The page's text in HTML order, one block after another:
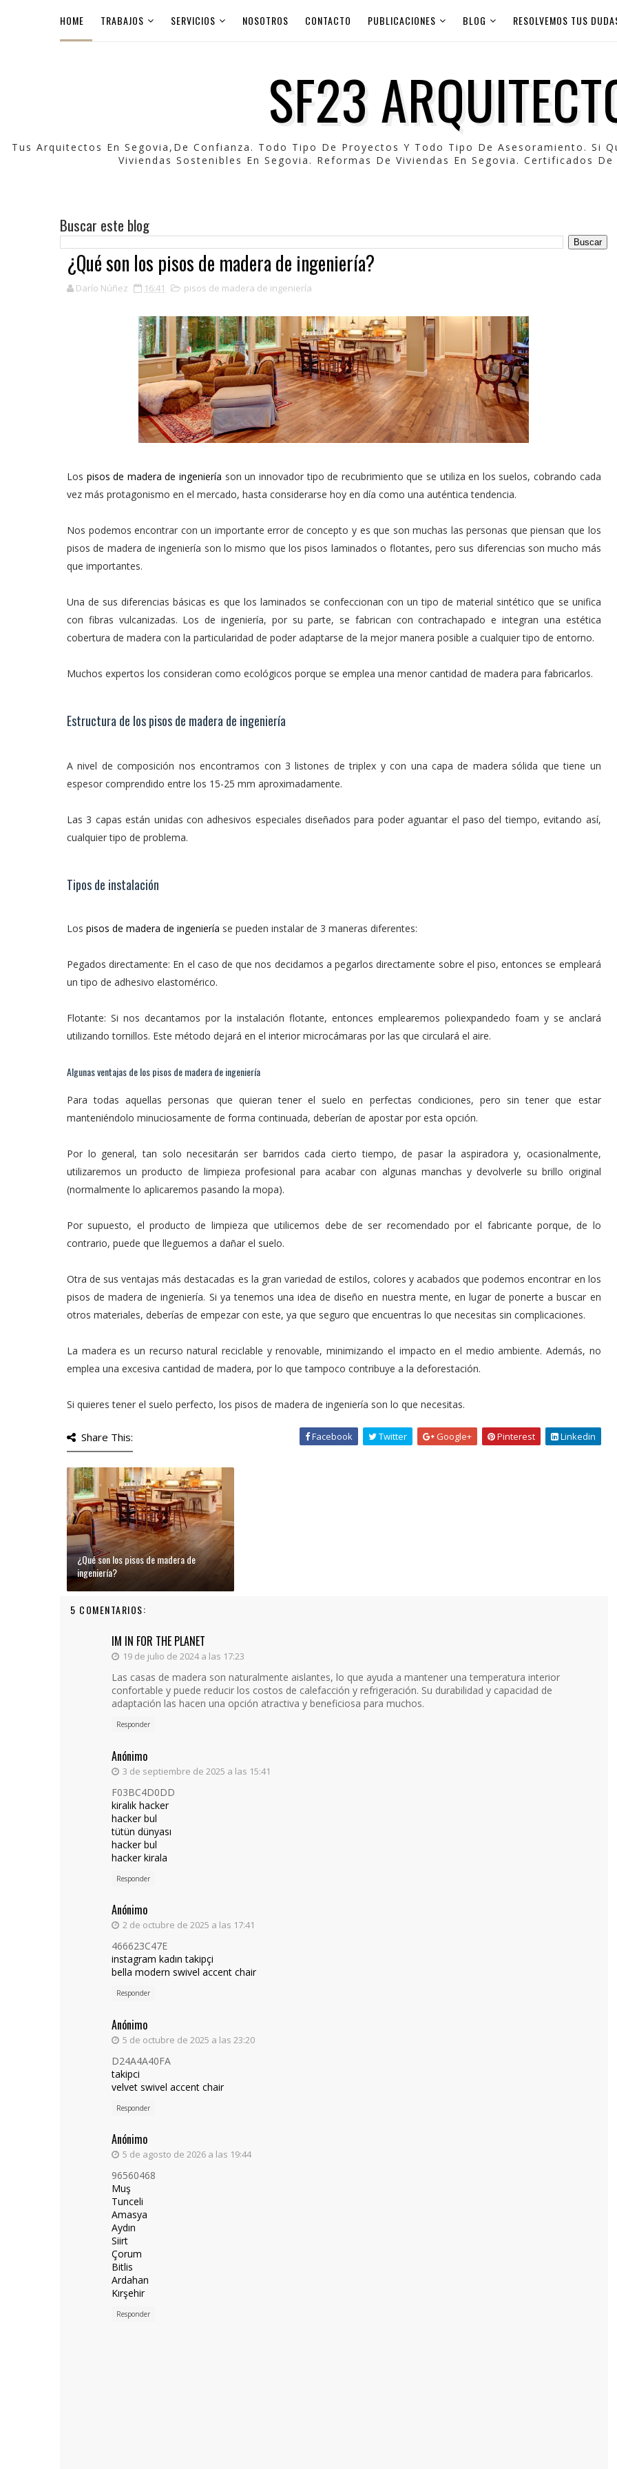
HOME TRABAJOS SERVICIOS NOSOTROS CONTACTO PUBLICACIONES BLOG RESOLVEMOS TUS
SF23
Tus Arquitectos En Segovia,de Confianza. Todo Tipo De Proyectos Y Todo Tipo De Asesoramiento. Si
Viviendas Sostenibles En Segovia. Reformas De Viviendas En Segovia. Certificados
Buscar este blog
¿Qué son los pisos de madera de ingeniería?
Darío Núñez 16:41 pisos de madera de ingeniería
Los pisos de madera de ingeniería son un innovador tipo de recubrimiento que se utiliza en los suelos, cobrando cada
vez más protagonismo en el mercado, hasta considerarse hoy en día como una auténtica tendencia.
Nos podemos encontrar con un importante error de concepto y es que son muchas las personas que piensan que los
pisos de madera de ingeniería son lo mismo que los pisos laminados o flotantes, pero sus diferencias son mucho más
que importantes.
Una de sus diferencias básicas es que los laminados se confeccionan con un tipo de material sintético que se unifica
con fibras vulcanizadas. Los de ingeniería, por su parte, se fabrican con contrachapado e integran una estética
cobertura de madera con la particularidad de poder adaptarse de la mejor manera posible a cualquier tipo de entorno.
Muchos expertos los consideran como ecológicos porque se emplea una menor cantidad de madera para fabricarlos.
Estructura de los pisos de madera de ingeniería
A nivel de composición nos encontramos con 3 listones de triplex y con una capa de madera sólida que tiene un
espesor comprendido entre los 15-25 mm aproximadamente.
Las 3 capas están unidas con adhesivos especiales diseñados para poder aguantar el paso del tiempo, evitando así,
cualquier tipo de problema.
Tipos de instalación
Los pisos de madera de ingeniería se pueden instalar de 3 maneras diferentes:
Pegados directamente: En el caso de que nos decidamos a pegarlos directamente sobre el piso, entonces se empleará
un tipo de adhesivo elastomérico.
Flotante: Si nos decantamos por la instalación flotante, entonces emplearemos poliexpandedo foam y se anclará
utilizando tornillos. Este método dejará en el interior microcámaras por las que circulará el aire.
Algunas ventajas de los pisos de madera de ingeniería
Para todas aquellas personas que quieran tener el suelo en perfectas condiciones, pero sin tener que estar
manteniéndolo minuciosamente de forma continuada, deberían de apostar por esta opción.
Por lo general, tan solo necesitarán ser barridos cada cierto tiempo, de pasar la aspiradora y, ocasionalmente,
utilizaremos un producto de limpieza profesional para acabar con algunas manchas y devolverle su brillo original
(normalmente lo aplicaremos pasando la mopa).
Por supuesto, el producto de limpieza que utilicemos debe de ser recomendado por el fabricante porque, de lo
contrario, puede que lleguemos a dañar el suelo.
Otra de sus ventajas más destacadas es la gran variedad de estilos, colores y acabados que podemos encontrar en los
pisos de madera de ingeniería. Si ya tenemos una idea de diseño en nuestra mente, en lugar de ponerte a buscar en
otros materiales, deberías de empezar con este, ya que seguro que encuentras lo que necesitas sin complicaciones.
La madera es un recurso natural reciclable y renovable, minimizando el impacto en el medio ambiente. Además, no
emplea una excesiva cantidad de madera, por lo que tampoco contribuye a la deforestación.
Si quieres tener el suelo perfecto, los pisos de madera de ingeniería son lo que necesitas.
Share This: Facebook Twitter Google+ Pinterest Linkedin
¿Qué son los pisos de madera de
ingeniería?
5 COMENTARIOS:
IM IN FOR THE PLANET
19 de julio de 2024 a las 17:23
Las casas de madera son naturalmente aislantes, lo que ayuda a mantener una temperatura interior
confortable y puede reducir los costos de calefacción y refrigeración. Su durabilidad y capacidad de
adaptación las hacen una opción atractiva y beneficiosa para muchos.
Responder
Anónimo
3 de septiembre de 2025 a las 15:41
F03BC4D0DD
kiralık hacker
hacker bul
tütün dünyası
hacker bul
hacker kirala
Responder
Anónimo
2 de octubre de 2025 a las 17:41
466623C47E
instagram kadın takipçi
bella modern swivel accent chair
Responder
Anónimo
5 de octubre de 2025 a las 23:20
D24A4A40FA
takipci
velvet swivel accent chair
Responder
Anónimo
5 de agosto de 2026 a las 19:44
96560468
Muş
Tunceli
Amasya
Aydın
Siirt
Çorum
Bitlis
Ardahan
Kırşehir
Responder